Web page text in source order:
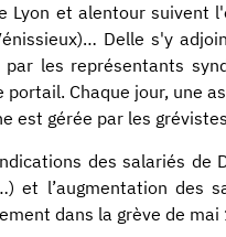
Lyon et alentour suivent
Delle s'y
par les représentants
portail. Chaque jour, une
est gérée par les
des salariés de
et l’augmentation des
dans la grève de mai